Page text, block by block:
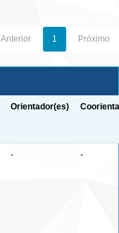
Anterior 1 Próximo
Orientador(es)
- -